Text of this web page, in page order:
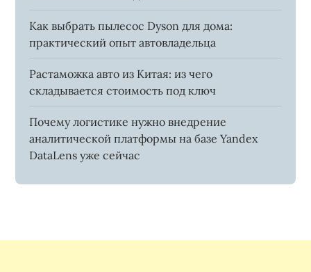
Как выбрать пылесос Dyson для дома:
практический опыт автовладельца
Растаможка авто из Китая: из чего
складывается стоимость под ключ
Почему логистике нужно внедрение
аналитической платформы на базе Yandex
DataLens уже сейчас